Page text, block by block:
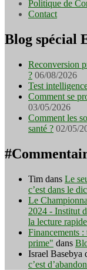
Politique de
Contact
Blog spécial
Reconversion
? 06/08/2026
Test
Comment se
03/05/2026
Comment les
santé ? 02/05/
Tim dans Le
c’est dans le
Le
2024 - Institut
la lecture
Financements :
prime" dans
Israel Basebya
c’est